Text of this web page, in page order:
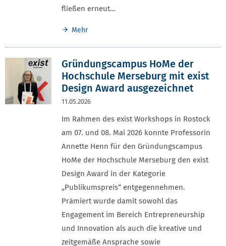
fließen erneut…
Mehr
Gründungscampus HoMe der
Hochschule Merseburg mit exist
Design Award ausgezeichnet
11.05.2026
Im Rahmen des exist Workshops in Rostock
am 07. und 08. Mai 2026 konnte Professorin
Annette Henn für den Gründungscampus
HoMe der Hochschule Merseburg den exist
Design Award in der Kategorie
„Publikumspreis“ entgegennehmen.
Prämiert wurde damit sowohl das
Engagement im Bereich Entrepreneurship
und Innovation als auch die kreative und
zeitgemäße Ansprache sowie